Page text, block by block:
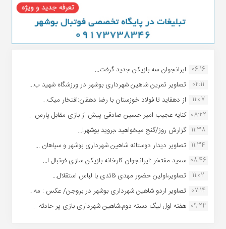
06:16 ایرانجوان سه بازیکن جدید گرفت...
02:11
تصاویر تمرین شاهین شهردارى بوشهر در ورزشگاه شهید ب...
11:07
از دهقاید تا فولاد خوزستان با رضا دهقان:افتخار میک...
08:22 کنایه عجیب امیر حسین صادقی پیش از بازی مقابل پارس ...
11:38 گزارش روز/گنج میخواهید ،بروید بوشهر!...
11:34 تصاویر دیدار دوستانه شاهین شهردارى بوشهر و سپاهان ...
08:46 سعید مفتخر :ایرانجوان کارخانه بازیکن سازی فوتبال ا...
11:02
تصاویر،اولین حضور مهدی قائدی با لباس استقلال...
07:14 تصاویر اردو شاهین شهرداری بوشهر در بروجن/ عکس : مه...
09:24 هفته اول لیگ دسته دوم،شاهین شهرداری بازی پر حادثه ...